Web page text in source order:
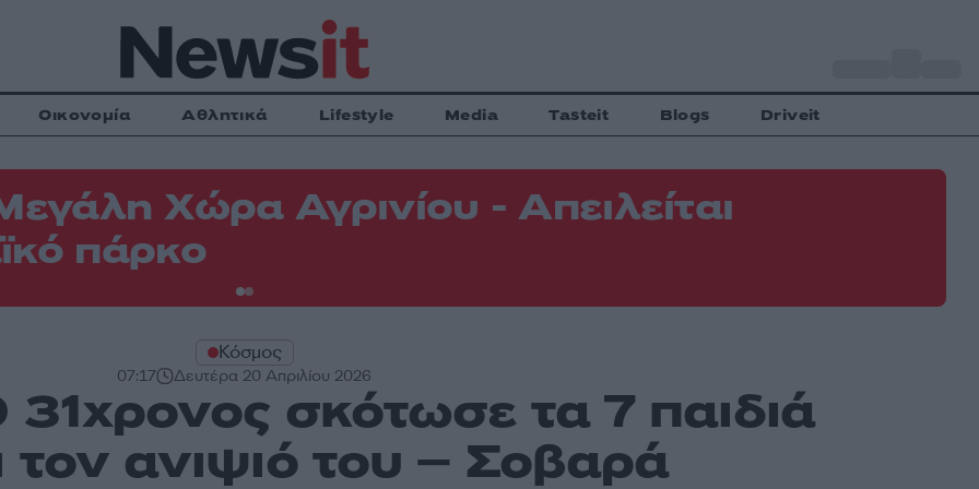
Οικονομία Αθλητικά Lifestyle Media Tasteit Blogs Driveit
Χώρα Αγρινίου - Απειλείται
πάρκο
Κόσμος
07:17 Δευτέρα 20 Απριλίου 2026
31χρονος σκότωσε τα 7 παιδιά
τον ανιψιό του – Σοβαρά